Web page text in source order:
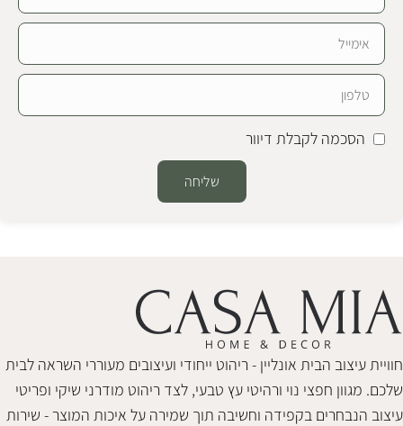
הסכמה לקבלת דיוור
שליחה
חוויית עיצוב הבית אונליין - ריהוט ייחודי ועיצובים מעוררי השראה לבית
שלכם. מגוון חפצי נוי ורהיטי עץ טבעי, לצד ריהוט מודרני שיקי ופריטי
עיצוב הנבחרים בקפידה וחשיבה תוך שמירה על איכות המוצר - שירות